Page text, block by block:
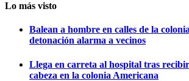
Lo más visto
Balean a hombre en calles de la
detonación alarma a vecinos
Llega en carreta al hospital tras
cabeza en la colonia Americana